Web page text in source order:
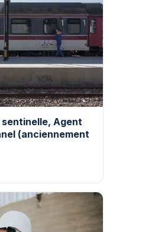
Agent
(anciennement